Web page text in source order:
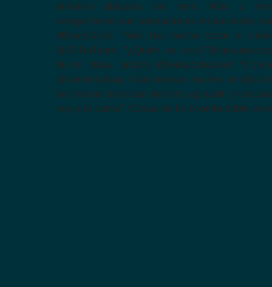
enésima diáspora del rock. Más o
compartieron sus sensaciones en las redes
#BruceGijón: “Nos has hecho tocar el
@OliNaTeam; “¿Quién es dios?
de mi vida», añadía @Velascobasket;
@controlaltsup o las buenas noches de
las manos doloridas de tanto aplaudir y con
voy a la cama”. Cosas de la incombustible